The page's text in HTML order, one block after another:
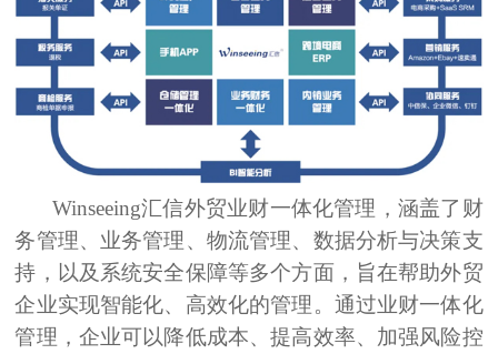
Winseeing汇信外贸业财一体化管理 ，涵盖了财
务管理、业务管理、物流管理、数据分析与决策支
持，以及系统安全保障等多个方面，旨在帮助外贸
企业实现智能化、高效化的管理。通过业财一体化
管理，企业可以降低成本、提高效率、加强风险控